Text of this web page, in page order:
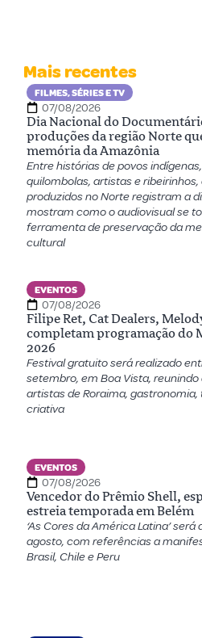
Mais recentes
FILMES, SÉRIES E TV
07/08/2026
Dia Nacional do
produções da região Norte
memória da Amazônia
Entre histórias de povos
quilombolas, artistas e
produzidos no Norte registram a
mostram como o audiovisual se
ferramenta de preservação da
cultural
EVENTOS
07/08/2026
Filipe Ret, Cat Dealers,
completam programação do
2026
Festival gratuito será realizado
setembro, em Boa Vista,
artistas de Roraima,
criativa
EVENTOS
07/08/2026
Vencedor do Prêmio Shell,
estreia temporada em Belém
‘As Cores da América Latina’ será
agosto, com referências a
Brasil, Chile e Peru